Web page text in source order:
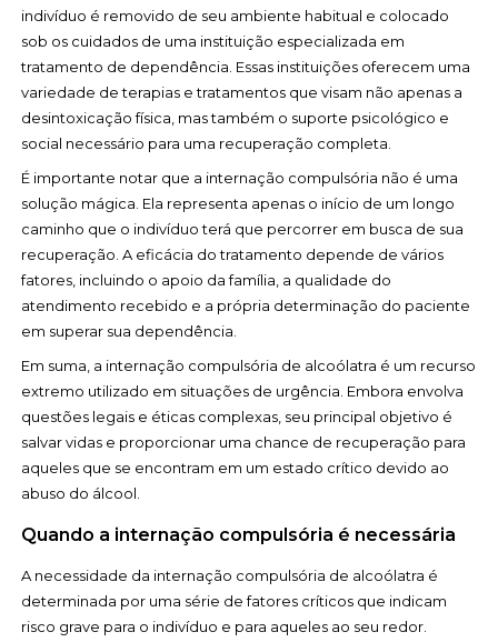
indivíduo é removido de seu ambiente habitual e colocado
sob os cuidados de uma instituição especializada em
tratamento de dependência. Essas instituições oferecem uma
variedade de terapias e tratamentos que visam não apenas a
desintoxicação física, mas também o suporte psicológico e
social necessário para uma recuperação completa.
É importante notar que a internação compulsória não é uma
solução mágica. Ela representa apenas o início de um longo
caminho que o indivíduo terá que percorrer em busca de sua
recuperação. A eficácia do tratamento depende de vários
fatores, incluindo o apoio da família, a qualidade do
atendimento recebido e a própria determinação do paciente
em superar sua dependência.
Em suma, a internação compulsória de alcoólatra é um recurso
extremo utilizado em situações de urgência. Embora envolva
questões legais e éticas complexas, seu principal objetivo é
salvar vidas e proporcionar uma chance de recuperação para
aqueles que se encontram em um estado crítico devido ao
abuso do álcool.
Quando a internação compulsória é necessária
A necessidade da internação compulsória de alcoólatra é
determinada por uma série de fatores críticos que indicam
risco grave para o indivíduo e para aqueles ao seu redor.